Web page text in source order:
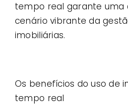
tempo real garante uma
cenário vibrante da
imobiliárias.
Os benefícios do uso de
tempo real